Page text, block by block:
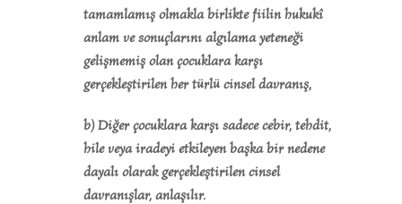
tamamlamış olmakla birlikte fiilin hukukî
anlam ve sonuçlarını algılama yeteneği
gelişmemiş olan çocuklara karşı
gerçekleştirilen her türlü cinsel davranış,
b) Diğer çocuklara karşı sadece cebir, tehdit,
hile veya iradeyi etkileyen başka bir nedene
dayalı olarak gerçekleştirilen cinsel
davranışlar, anlaşılır.